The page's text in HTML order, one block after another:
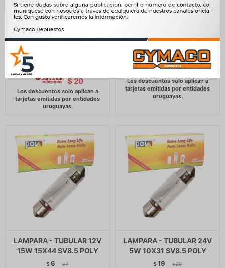
21/5W BAY15D PATA
DESPAREJA POLY
$20
LAMPARA - BAYONETA 24V
$ 8
$7
LAMPARA - TUBULAR 12V
15W 15X44 SV8.5 POLY
$6 $ 7
LAMPARA - TUBULAR 24V
5W 10X31 SV8.5 POLY
$19 $ 20